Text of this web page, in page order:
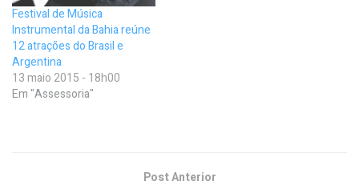
Festival de Música
Instrumental da Bahia reúne
12 atrações do Brasil e
Argentina
13 maio 2015 - 18h00
Em "Assessoria"
Post Anterior